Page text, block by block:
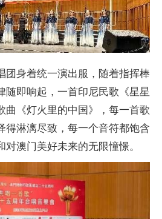
团身着统一演出服，随着指挥棒
随即响起，一首印尼民歌《星星
曲《灯火里的中国》，每一首歌
得淋漓尽致，每一个音符都饱含
澳门美好未来的无限憧憬。